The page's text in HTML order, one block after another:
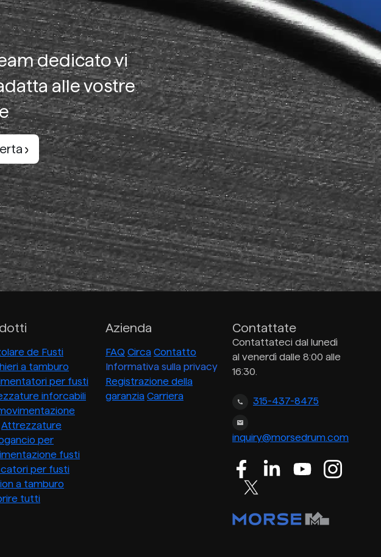
dedicato vi
alle vostre
de Fusti
a tamburo
per fusti
inforcabili
Attrezzature
per
fusti
per fusti
a tamburo
tutti
Azienda
FAQ Circa Contatto
Informativa sulla privacy
Registrazione della
garanzia Carriera
Contattate
Contattateci dal lunedì
al venerdì dalle 8:00 alle
16:30.
315-437-8475
inquiry@morsedrum.com